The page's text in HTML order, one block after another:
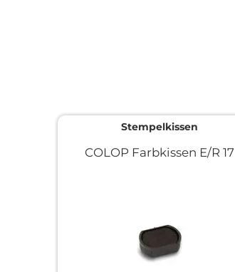
Stempelkissen
COLOP Farbkissen E/R 17